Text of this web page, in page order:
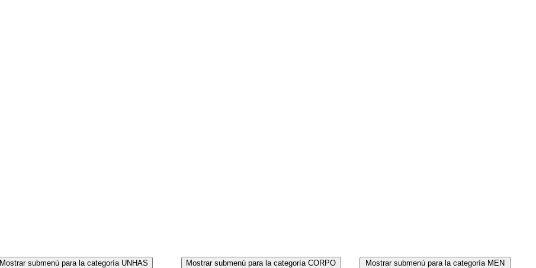
Mostrar submenú para la categoría UNHAS Mostrar submenú para la categoría CORPO MEN Mostrar submenú para la categoría MEN